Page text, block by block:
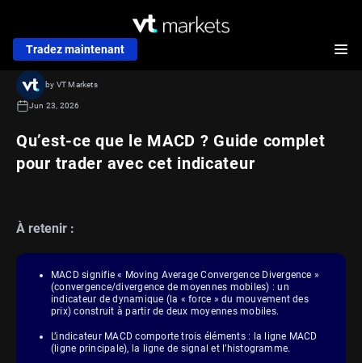
Tradez maintenant
Qu’est-ce que le MACD ? Guide complet
pour trader avec cet indicateur
by VT Markets
Jun 23, 2026
À retenir :
MACD signifie « Moving Average Convergence Divergence »
(convergence/divergence de moyennes mobiles) : un
indicateur de dynamique (la « force » du mouvement des
prix) construit à partir de deux moyennes mobiles.
L’indicateur MACD comporte trois éléments : la ligne MACD
(ligne principale), la ligne de signal et l’histogramme.